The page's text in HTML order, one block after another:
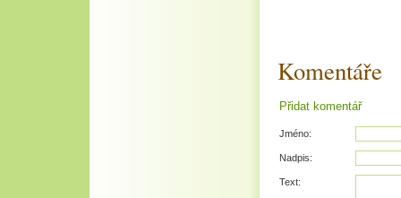
Komentáře
Přidat komentář
Jméno:
Nadpis:
Text: